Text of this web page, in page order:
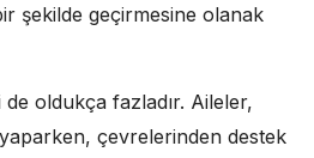
şekilde geçirmesine olanak
oldukça fazladır. Aileler,
çevrelerinden destek